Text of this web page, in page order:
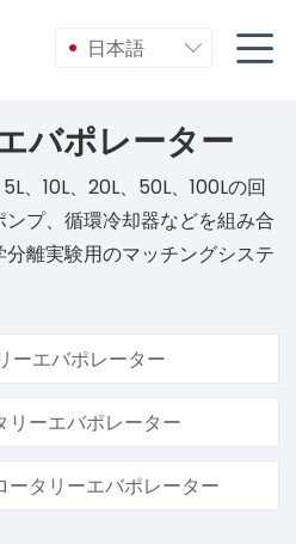
日本語  
バポレーター
、10L、20L、50L、100Lの回
プ、循環冷却器などを組み合
離実験用のマッチングシステ
ーエバポレーター
リーエバポレーター
ータリーエバポレーター